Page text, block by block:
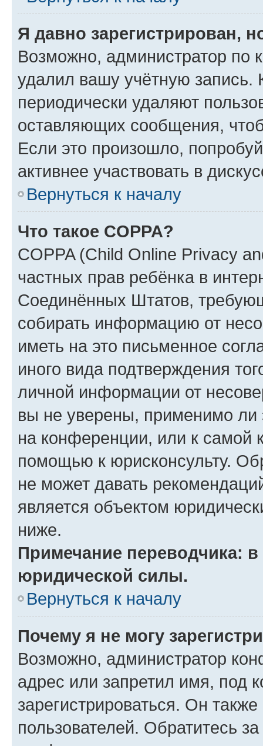
Я давно зарегистрирован,
Возможно, администратор по
удалил вашу учётную запись.
периодически удаляют
оставляющих сообщения,
Если это произошло,
активнее участвовать в
Вернуться к началу
Что такое COPPA?
COPPA (Child Online Privacy
частных прав ребёнка в
Соединённых Штатов,
собирать информацию от
иметь на это письменное
иного вида подтверждения
личной информации от
вы не уверены, применимо ли
на конференции, или к самой
помощью к юрисконсульту.
не может давать
является объектом
ниже.
Примечание переводчика:
юридической силы.
Вернуться к началу
Почему я не могу
Возможно, администратор
адрес или запретил имя, под
зарегистрироваться. Он
пользователей. Обратитесь